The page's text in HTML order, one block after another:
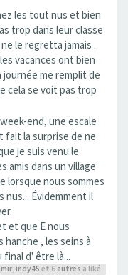
les tout nus et bien
trop dans leur classe
le regretta jamais .
vacances ont bien
me remplit de
cela se voit pas trop
end, une escale
fait la surprise de ne
je suis venu le
amis dans un village
lorsque nous sommes
Évidemment il
et que E nous
, les seins à
d' être là...
, indy45 et 6 autres a liké